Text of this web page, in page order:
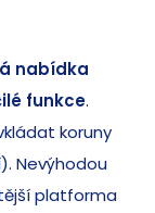
nabídka
funkce.
koruny
Nevýhodou
platforma